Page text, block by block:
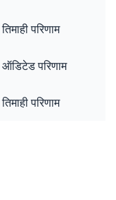
तिमाही परिणाम
ऑडिटेड परिणाम
तिमाही परिणाम